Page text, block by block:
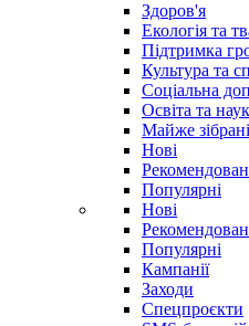
Здоров'я
Екологія та
Підтримка
Культура та
Соціальна
Освіта та
Майже зібрані
Нові
Популярні
Нові
Популярні
Кампанії
Заходи
Спецпроєкти